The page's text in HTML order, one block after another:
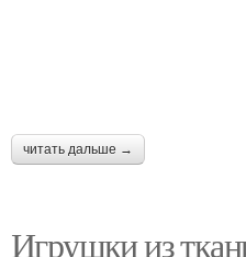
читать дальше →
Игрушки из